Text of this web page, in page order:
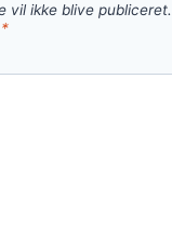
vil ikke blive publiceret.
*